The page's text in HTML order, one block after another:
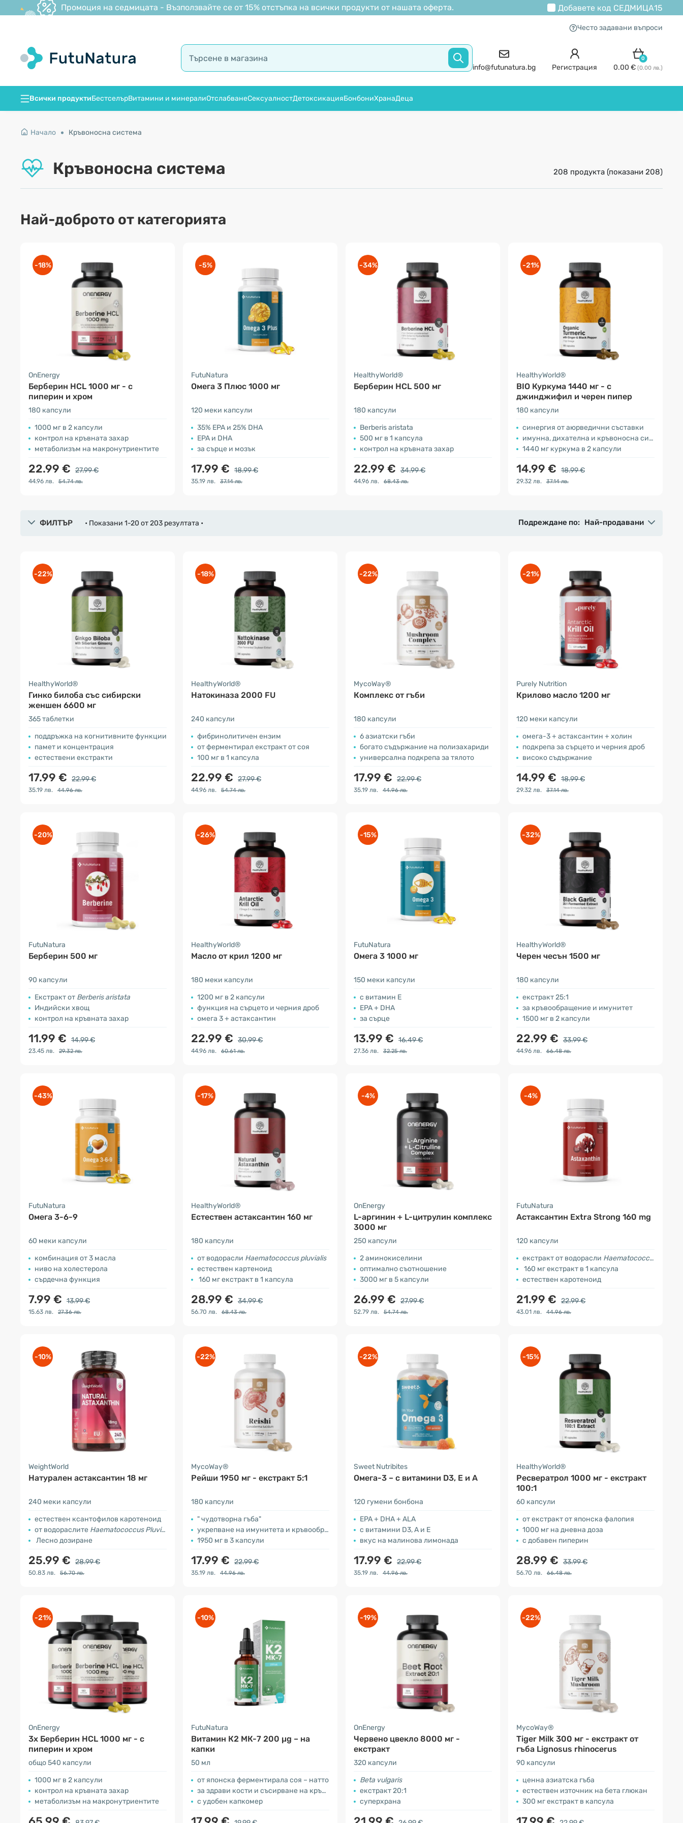
Промоция на седмицата - Възползвайте се от 15% отстъпка на всички продукти от нашата оферта. Добавете код СЕДМИЦА15
Често задавани въпроси
info@futunatura.bg Регистрация
0
0.00 € (0.00 лв.)
Всички продуктиБестселърВитамини и минералиОтслабванеСексуалностДетоксикацияБонбониХранаДеца
Начало Кръвоносна система
Кръвоносна система 208 продукта (показани 208)
Най-доброто от категорията
-18%
OnEnergy
Берберин HCL 1000 мг - с
пиперин и хром
180 капсули
1000 мг в 2 капсули
контрол на кръвната захар
метаболизъм на макронутриентите
22.99 € 27.99 €
44.96 лв. 54.74 лв.
-5%
FutuNatura
Омега 3 Плюс 1000 мг
120 меки капсули
35% EPA и 25% DHA
EPA и DHA
за сърце и мозък
17.99 € 18.99 €
35.19 лв. 37.14 лв.
-34%
HealthyWorld®
Берберин HCL 500 мг
180 капсули
Berberis aristata
500 мг в 1 капсула
контрол на кръвната захар
22.99 € 34.99 €
44.96 лв. 68.43 лв.
-21%
HealthyWorld®
BIO Куркума 1440 мг - с
джинджифил и черен пипер
180 капсули
синергия от аюрведични съставки
имунна, дихателна и кръвоносна система
1440 мг куркума в 2 капсули
14.99 € 18.99 €
29.32 лв. 37.14 лв.
ФИЛТЪР • Показани 1-20 от 203 резултата • Подреждане по: Най-продавани
-22%
HealthyWorld®
Гинко билоба със сибирски
женшен 6600 мг
365 таблетки
поддръжка на когнитивните функции
памет и концентрация
естествени екстракти
17.99 € 22.99 €
35.19 лв. 44.96 лв.
-18%
HealthyWorld®
Натокиназа 2000 FU
240 капсули
фибринолитичен ензим
от ферментирал екстракт от соя
100 мг в 1 капсула
22.99 € 27.99 €
44.96 лв. 54.74 лв.
-22%
MycoWay®
Комплекс от гъби
180 капсули
6 азиатски гъби
богато съдържание на полизахариди
универсална подкрепа за тялото
17.99 € 22.99 €
35.19 лв. 44.96 лв.
-21%
Purely Nutrition
Крилово масло 1200 мг
120 меки капсули
омега-3 + астаксантин + холин
подкрепа за сърцето и черния дроб
високо съдържание
14.99 € 18.99 €
29.32 лв. 37.14 лв.
-20%
FutuNatura
Берберин 500 мг
90 капсули
Екстракт от Berberis aristata
Индийски хвощ
контрол на кръвната захар
11.99 € 14.99 €
23.45 лв. 29.32 лв.
-26%
HealthyWorld®
Масло от крил 1200 мг
180 меки капсули
1200 мг в 2 капсули
функция на сърцето и черния дроб
омега 3 + астаксантин
22.99 € 30.99 €
44.96 лв. 60.61 лв.
-15%
FutuNatura
Омега 3 1000 мг
150 меки капсули
с витамин Е
EPA + DHA
за сърце
13.99 € 16.49 €
27.36 лв. 32.25 лв.
-32%
HealthyWorld®
Черен чесън 1500 мг
180 капсули
екстракт 25:1
за кръвообращение и имунитет
1500 мг в 2 капсули
22.99 € 33.99 €
44.96 лв. 66.48 лв.
-43%
FutuNatura
Омега 3-6-9
60 меки капсули
комбинация от 3 масла
ниво на холестерола
сърдечна функция
7.99 € 13.99 €
15.63 лв. 27.36 лв.
-17%
HealthyWorld®
Естествен астаксантин 160 мг
180 капсули
от водорасли Haematococcus pluvialis
естествен картеноид
160 мг екстракт в 1 капсула
28.99 € 34.99 €
56.70 лв. 68.43 лв.
-4%
OnEnergy
L-аргинин + L-цитрулин комплекс
3000 мг
250 капсули
2 аминокиселини
оптимално съотношение
3000 мг в 5 капсули
26.99 € 27.99 €
52.79 лв. 54.74 лв.
-4%
FutuNatura
Астаксантин Extra Strong​ 160 mg
120 капсули
eкстракт от водорасли Haematococcus pluvialis
160 мг екстракт в 1 капсула
естествен каротеноид
21.99 € 22.99 €
43.01 лв. 44.96 лв.
-10%
WeightWorld
Натурален астаксантин 18 мг
240 меки капсули
естествен ксантофилов каротеноид
от водораслите Haematococcus Pluvialis
Лесно дозиране
25.99 € 28.99 €
50.83 лв. 56.70 лв.
-22%
MycoWay®
Рейши 1950 мг - екстракт 5:1
180 капсули
" чудотворна гъба"
укрепване на имунитета и кръвообращението
1950 мг в 3 капсули
17.99 € 22.99 €
35.19 лв. 44.96 лв.
-22%
Sweet Nutribites
Омега-3 – с витамини D3, E и A
120 гумени бонбона
EPA + DHA + ALA
с витамини D3, A и E
вкус на малинова лимонада
17.99 € 22.99 €
35.19 лв. 44.96 лв.
-15%
HealthyWorld®
Ресвератрол 1000 мг - екстракт
100:1
60 капсули
от екстракт от японска фалопия
1000 мг на дневна доза
с добавен пиперин
28.99 € 33.99 €
56.70 лв. 66.48 лв.
-21%
OnEnergy
3x Берберин HCL 1000 мг - с
пиперин и хром
общо 540 капсули
1000 мг в 2 капсули
контрол на кръвната захар
метаболизъм на макронутриентите
-10%
FutuNatura
Витамин К2 МК-7 200 µg – на
капки
50 мл
от японска ферментирала соя – натто
за здрави кости и съсирване на кръвта
с удобен капкомер
-19%
OnEnergy
Червено цвекло 8000 мг -
екстракт
320 капсули
Beta vulgaris
екстракт 20:1
суперхрана
-22%
MycoWay®
Tiger Milk 300 мг - екстракт от
гъба Lignosus rhinocerus
90 капсули
ценна азиатска гъба
естествен източник на бета глюкан
300 мг екстракт в капсула